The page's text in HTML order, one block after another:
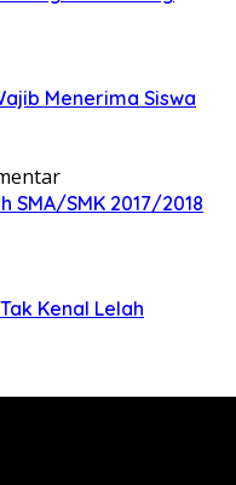
Menerima Siswa
SMA/SMK 2017/2018
Kenal Lelah